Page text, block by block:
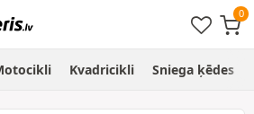
Kvadricikli Sniega ķēdes